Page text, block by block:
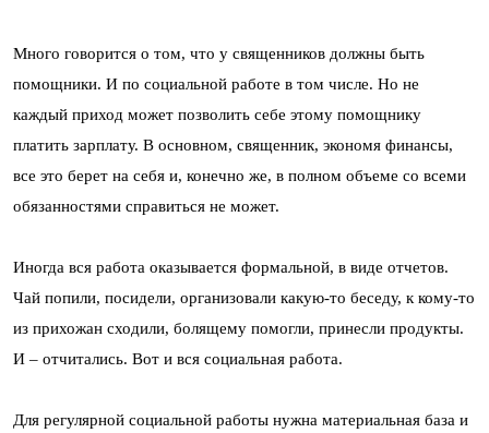
Много говорится о том, что у священников должны быть
помощники. И по социальной работе в том числе. Но не
каждый приход может позволить себе этому помощнику
платить зарплату. В основном, священник, экономя финансы,
все это берет на себя и, конечно же, в полном объеме со всеми
обязанностями справиться не может.
Иногда вся работа оказывается формальной, в виде отчетов.
Чай попили, посидели, организовали какую-то беседу, к кому-то
из прихожан сходили, болящему помогли, принесли продукты.
И – отчитались. Вот и вся социальная работа.
Для регулярной социальной работы нужна материальная база и